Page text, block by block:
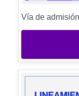
Vía de